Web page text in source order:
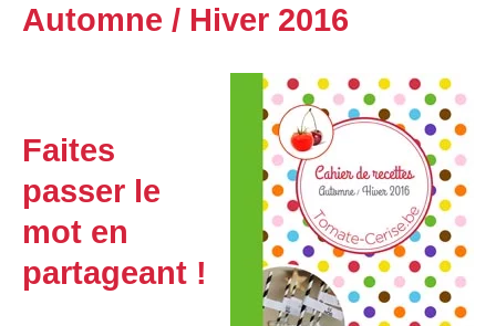
Automne / Hiver 2016
Faites
passer le
mot en
partageant !